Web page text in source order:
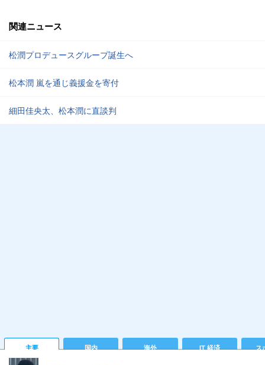
関連ニュース
松潤プロデュースグループ誕生へ
松本潤 嵐を通じ義援金を寄付
細田佳央太、松本潤に直談判
主要 国内 海外 IT 経済 ス